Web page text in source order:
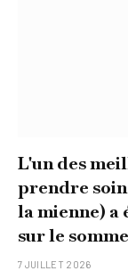
L'un des
prendre
la mienne) a
sur le
7 JUILLET 2026